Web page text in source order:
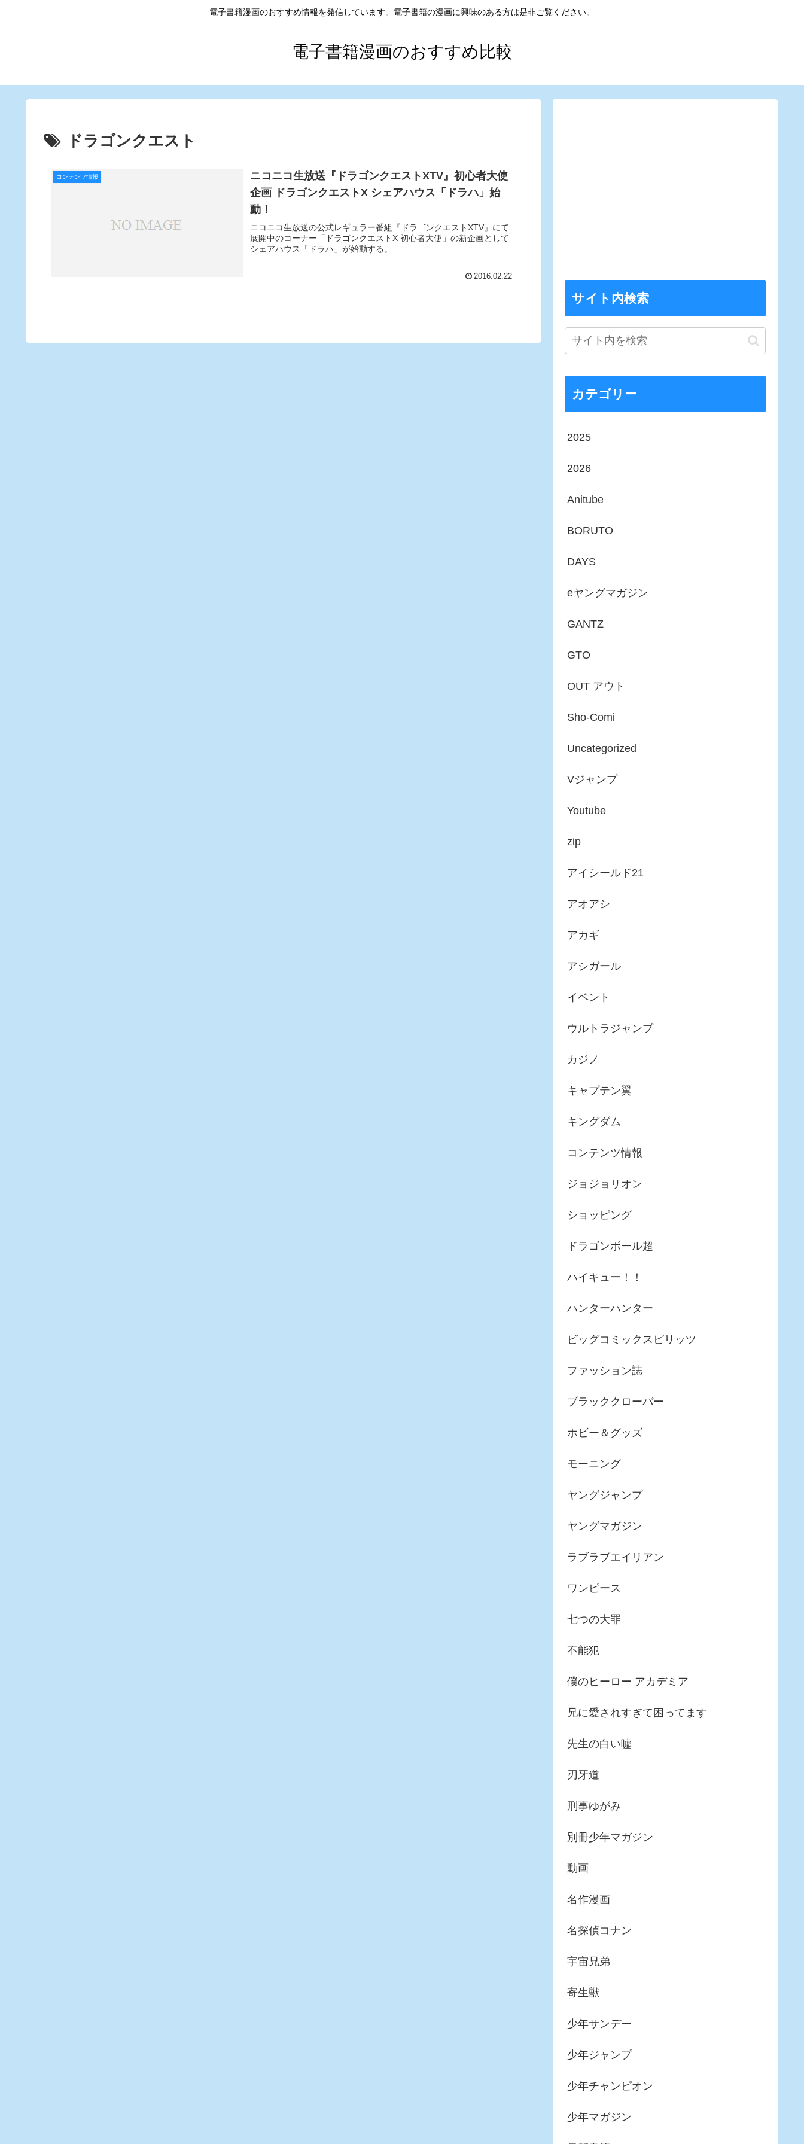
電子書籍漫画のおすすめ情報を発信しています。電子書籍の漫画に興味のある方は是非ご覧ください。
電子書籍漫画のおすすめ比較
ドラゴンクエスト
コンテンツ情報
ニコニコ生放送『ドラゴンクエストXTV』初心者大使
企画 ドラゴンクエストX シェアハウス「ドラハ」始
動！
ニコニコ生放送の公式レギュラー番組『ドラゴンクエストXTV』にて
展開中のコーナー「ドラゴンクエストX 初心者大使」の新企画として
シェアハウス「ドラハ」が始動する。
2016.02.22
サイト内検索
カテゴリー
2025
2026
Anitube
BORUTO
DAYS
eヤングマガジン
GANTZ
GTO
OUT アウト
Sho-Comi
Uncategorized
Vジャンプ
Youtube
zip
アイシールド21
アオアシ
アカギ
アシガール
イベント
ウルトラジャンプ
カジノ
キャプテン翼
キングダム
コンテンツ情報
ジョジョリオン
ショッピング
ドラゴンボール超
ハイキュー！！
ハンターハンター
ビッグコミックスピリッツ
ファッション誌
ブラッククローバー
ホビー＆グッズ
モーニング
ヤングジャンプ
ヤングマガジン
ラブラブエイリアン
ワンピース
七つの大罪
不能犯
僕のヒーロー アカデミア
兄に愛されすぎて困ってます
先生の白い嘘
刃牙道
刑事ゆがみ
別冊少年マガジン
動画
名作漫画
名探偵コナン
宇宙兄弟
寄生獣
少年サンデー
少年ジャンプ
少年チャンピオン
少年マガジン